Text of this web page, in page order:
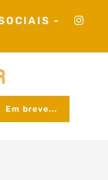
-
Em breve...